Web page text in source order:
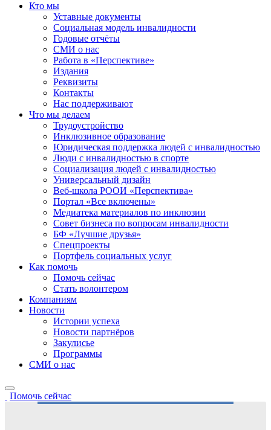
Кто мы
Уставные документы
Социальная модель инвалидности
Годовые отчёты
СМИ о нас
Работа в «Перспективе»
Издания
Реквизиты
Контакты
Нас поддерживают
Что мы делаем
Трудоустройство
Инклюзивное образование
Юридическая поддержка людей с инвалидностью
Люди с инвалидностью в спорте
Социализация людей с инвалидностью
Универсальный дизайн
Веб-школа РООИ «Перспектива»
Портал «Все включены»
Медиатека материалов по инклюзии
Совет бизнеса по вопросам инвалидности
БФ «Лучшие друзья»
Спецпроекты
Портфель социальных услуг
Как помочь
Помочь сейчас
Стать волонтером
Компаниям
Новости
Истории успеха
Новости партнёров
Закулисье
Программы
СМИ о нас
Помочь сейчас